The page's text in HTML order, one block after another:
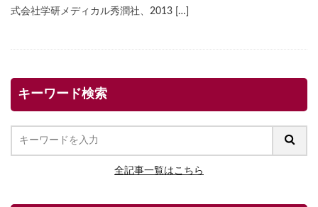
式会社学研メディカル秀潤社、2013 […]
キーワード検索
全記事一覧はこちら